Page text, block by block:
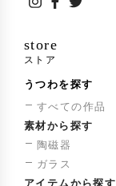
store
ストア
うつわを探す
すべての作品
素材から探す
陶磁器
ガラス
アイテムから探す